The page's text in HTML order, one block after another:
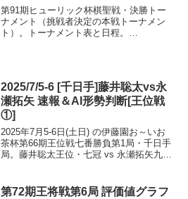
第91期ヒューリック杯棋聖戦・決勝トー
ナメント（挑戦者決定の本戦トーナメン
ト）。トーナメント表と日程。
2025/7/5-6 [千日手]藤井聡太vs永
瀬拓矢 速報＆AI形勢判断[王位戦
①]
2025年7月5-6日(土日) の伊藤園お～いお
茶杯第66期王位戦七番勝負第1局・千日手
局。藤井聡太王位・七冠 vs 永瀬拓矢九
間ほか情報14:25頃確認まで、千日...
第72期王将戦第6局 評価値グラフ